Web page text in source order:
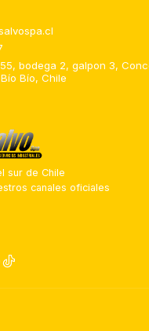
bodega 2, galpon 3,
Bío, Chile
sur de Chile
canales oficiales